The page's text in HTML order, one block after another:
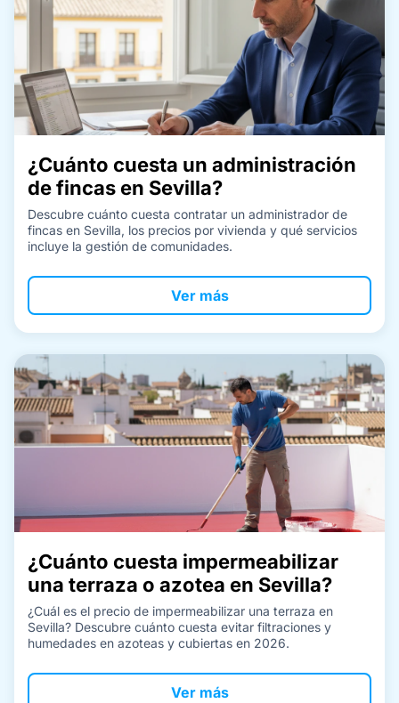
¿Cuánto cuesta un administración
de fincas en Sevilla?
Descubre cuánto cuesta contratar un administrador de
fincas en Sevilla, los precios por vivienda y qué servicios
incluye la gestión de comunidades.
Ver más
¿Cuánto cuesta impermeabilizar
una terraza o azotea en Sevilla?
¿Cuál es el precio de impermeabilizar una terraza en
Sevilla? Descubre cuánto cuesta evitar filtraciones y
humedades en azoteas y cubiertas en 2026.
Ver más